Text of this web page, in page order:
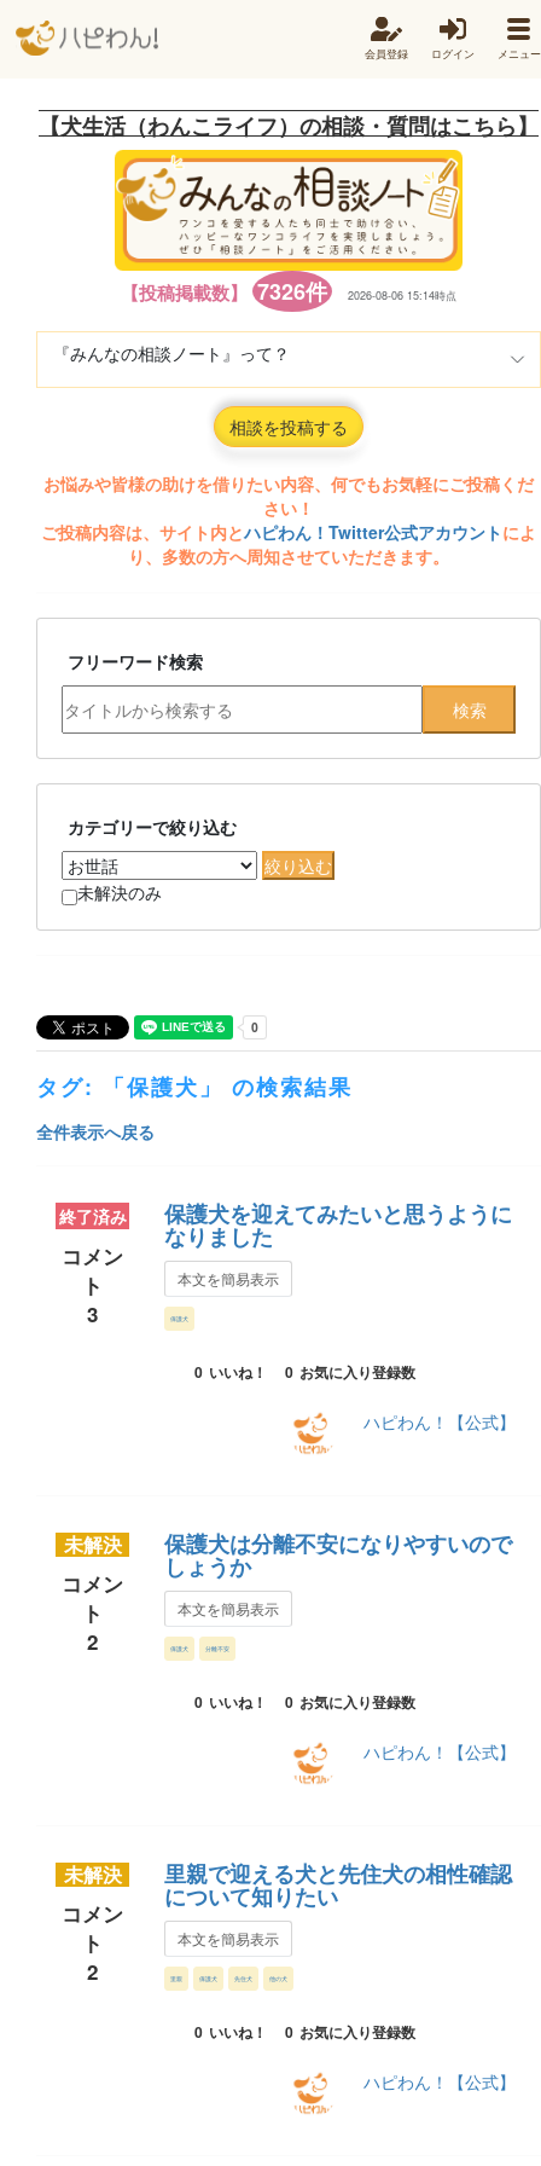
会員登録 ログイン メニュー
【犬生活（わんこライフ）の相談・質問はこちら】
【投稿掲載数】 7326件 2026-08-06 15:14時点
『みんなの相談ノート』って？
相談を投稿する
お悩みや皆様の助けを借りたい内容、何でもお気軽にご投稿くだ
さい！
ご投稿内容は、サイト内とハピわん！Twitter公式アカウントによ
り、多数の方へ周知させていただきます。
フリーワード検索
カテゴリーで絞り込む
未解決のみ
タグ: 「保護犬」 の検索結果
全件表示へ戻る
終了済み
コメン
ト
3
保護犬を迎えてみたいと思うように
なりました
本文を簡易表示
保護犬
0 いいね！ 0 お気に入り登録数
ハピわん！【公式】
未解決
コメン
ト
2
保護犬は分離不安になりやすいので
しょうか
本文を簡易表示
保護犬 分離不安
0 いいね！ 0 お気に入り登録数
ハピわん！【公式】
未解決
コメン
ト
2
里親で迎える犬と先住犬の相性確認
について知りたい
本文を簡易表示
里親 保護犬 先住犬 他の犬
0 いいね！ 0 お気に入り登録数
ハピわん！【公式】